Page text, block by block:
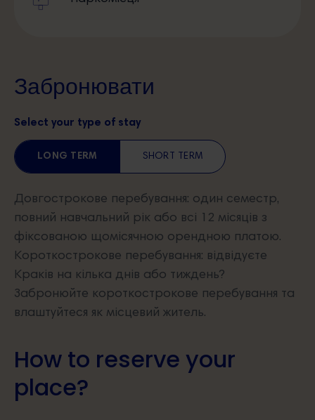
Забронювати
Select your type of stay
LONG TERM SHORT TERM
Довгострокове перебування: один семестр,
повний навчальний рік або всі 12 місяців з
фіксованою щомісячною орендною платою.
Короткострокове перебування: відвідуєте
Краків на кілька днів або тиждень?
Забронюйте короткострокове перебування та
влаштуйтеся як місцевий житель.
How to reserve your
place?